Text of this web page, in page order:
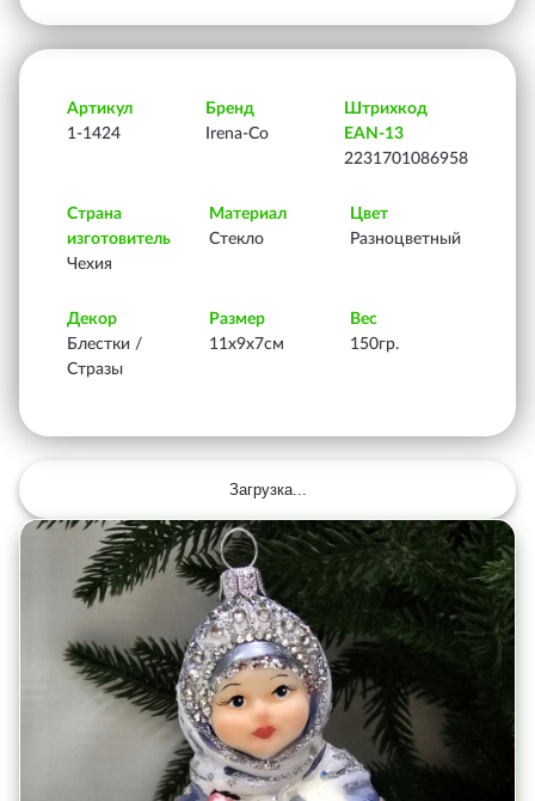
Артикул
1-1424
Бренд
Irena-Co
Штрихкод
EAN-13
2231701086958
Страна
изготовитель
Чехия
Материал
Стекло
Цвет
Разноцветный
Декор
Блестки /
Стразы
Размер
11х9х7см
Вес
150гр.
Загрузка...